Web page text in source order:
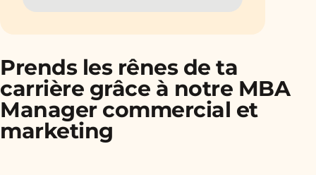
Prends les rênes de ta
carrière grâce à notre MBA
Manager commercial et
marketing